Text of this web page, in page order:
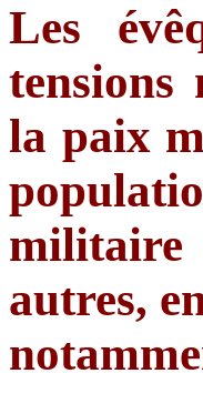
Les
la paix
militaire
autres,